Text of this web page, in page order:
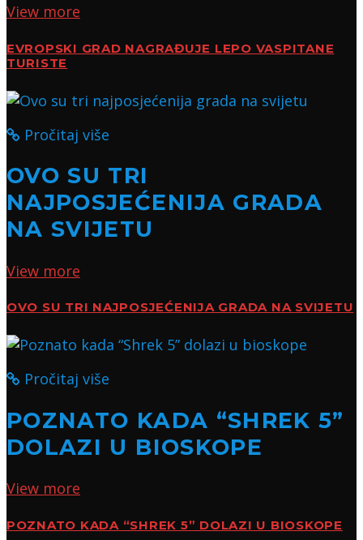
View more
EVROPSKI GRAD NAGRAĐUJE LEPO VASPITANE
TURISTE
Pročitaj više
OVO SU TRI
NAJPOSJEĆENIJA GRADA
NA SVIJETU
View more
OVO SU TRI NAJPOSJEĆENIJA GRADA NA SVIJETU
Pročitaj više
POZNATO KADA “SHREK 5”
DOLAZI U BIOSKOPE
View more
POZNATO KADA “SHREK 5” DOLAZI U BIOSKOPE